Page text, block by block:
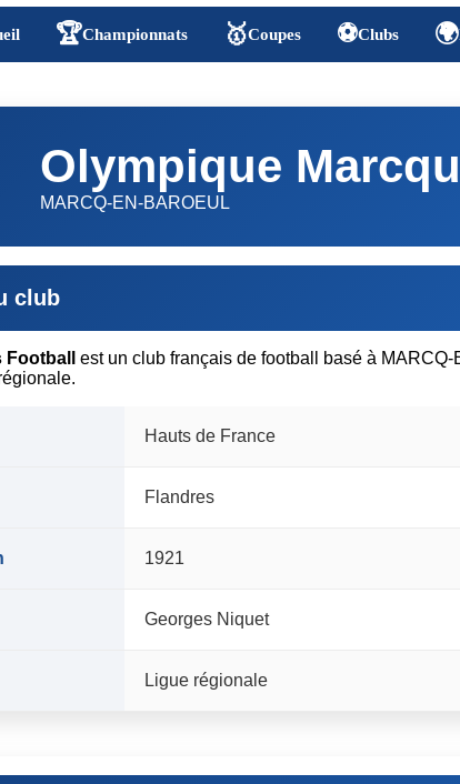
🏆Championnats 🥇Coupes ⚽Clubs 🌍
Olympique
MARCQ-EN-BAROEUL
club
est un club français de football basé à
Hauts de France
Flandres
1921
Georges Niquet
Ligue régionale